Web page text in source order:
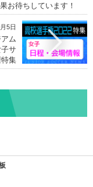
お待ちしています！
5日
ム
サ
集